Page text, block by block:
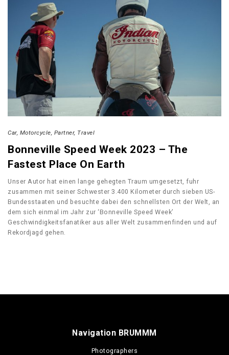
Car Motorcycle Partner Travel
Bonneville Speed Week 2023 – The
Fastest Place On Earth
Unser Autor hat einen lange gehegten Traum umgesetzt, fuhr
zusammen mit seiner Schwester 3.400 Kilometer durch sieben US-
Bundesstaaten und besuchte dabei den schnellsten Ort der Welt, an
dem sich einmal im Jahr zur ‘Bonneville Speed Week’
Geschwindigkeitsfanatiker aus aller Welt zusammenfinden und auf
Rekordjagd gehen.
Navigation BRUMMM
Photographers